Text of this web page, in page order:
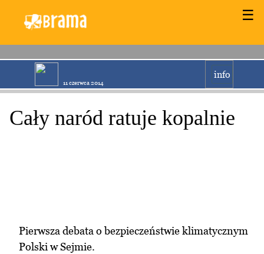
☰
11 czerwca 2014
info
Cały naród ratuje kopalnie
Pierwsza debata o bezpieczeństwie klimatycznym
Polski w Sejmie.